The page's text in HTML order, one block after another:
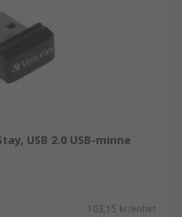
USB 2.0 USB-minne
103,15 kr/enhet